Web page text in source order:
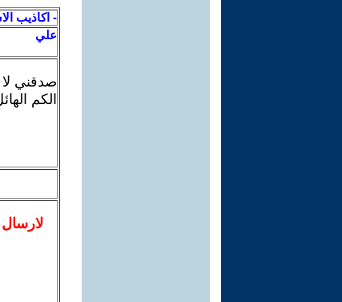
- اكاذيب
علي
صدقني
الكم
لا